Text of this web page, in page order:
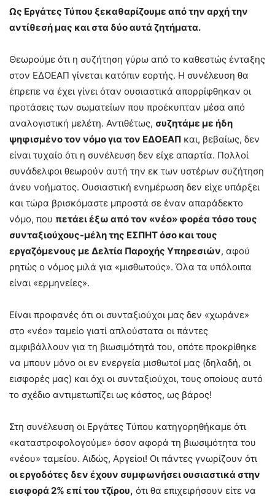
Ως Εργάτες Τύπου ξεκαθαρίζουμε από την αρχή την
αντίθεσή μας και στα δύο αυτά ζητήματα.
Θεωρούμε ότι η συζήτηση γύρω από το καθεστώς ένταξης
στον ΕΔΟΕΑΠ γίνεται κατόπιν εορτής. Η συνέλευση θα
έπρεπε να έχει γίνει όταν ουσιαστικά απορρίφθηκαν οι
προτάσεις των σωματείων που προέκυπταν μέσα από
αναλογιστική μελέτη. Αντιθέτως, συζητάμε με ήδη
ψηφισμένο τον νόμο για τον ΕΔΟΕΑΠ και, βεβαίως, δεν
είναι τυχαίο ότι η συνέλευση δεν είχε απαρτία. Πολλοί
συνάδελφοι θεωρούν αυτή την εκ των υστέρων συζήτηση
άνευ νοήματος. Ουσιαστική ενημέρωση δεν είχε υπάρξει
και τώρα βρισκόμαστε μπροστά σε έναν απαράδεκτο
νόμο, που πετάει έξω από τον «νέο» φορέα τόσο τους
συνταξιούχους-μέλη της ΕΣΠΗΤ όσο και τους
εργαζόμενους με Δελτία Παροχής Υπηρεσιών, αφού
ρητώς ο νόμος μιλά για «μισθωτούς». Όλα τα υπόλοιπα
είναι «ερμηνείες».
Είναι προφανές ότι οι συνταξιούχοι μας δεν «χωράνε»
στο «νέο» ταμείο γιατί απλούστατα οι πάντες
αμφιβάλλουν για τη βιωσιμότητά του, οπότε προκρίθηκε
να μπουν μόνο οι εν ενεργεία μισθωτοί μας (δηλαδή, οι
εισφορές μας) και όχι οι συνταξιούχοι, τους οποίους αυτό
το σχέδιο αντιμετωπίζει ως κόστος, ως βάρος!
Στη συνέλευση οι Εργάτες Τύπου κατηγορηθήκαμε ότι
«καταστροφολογούμε» όσον αφορά τη βιωσιμότητα του
«νέου» ταμείου. Αιδώς, Αργείοι! Οι πάντες γνωρίζουν ότι
οι εργοδότες δεν έχουν συμφωνήσει ουσιαστικά στην
εισφορά 2% επί του τζίρου, ότι θα επιχειρήσουν είτε να